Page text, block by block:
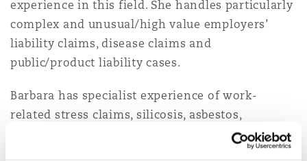
Entretien, réparation et
Droit réglementaire
Droit maritime
Jersey
Bulletins
experience in this field. She handles particularly
complex and unusual/high value employers’
liability claims, disease claims and
public/product liability cases.
Barbara has specialist experience of work-
related stress claims, silicosis, asbestos,
tuberculosis, carbon monoxide, care home
claims, cabin air claims and poisoning claims.